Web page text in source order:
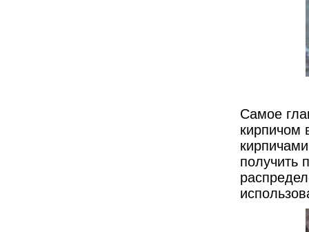
Самое
кирпичом
получить